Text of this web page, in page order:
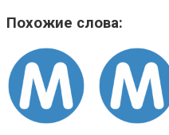
Похожие слова: